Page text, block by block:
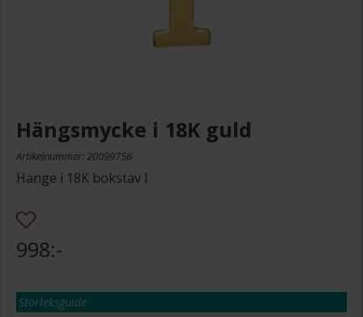
Hängsmycke i 18K guld
Artikelnummer: 20099756
Hänge i 18K bokstav I
998:-
Storleksguide